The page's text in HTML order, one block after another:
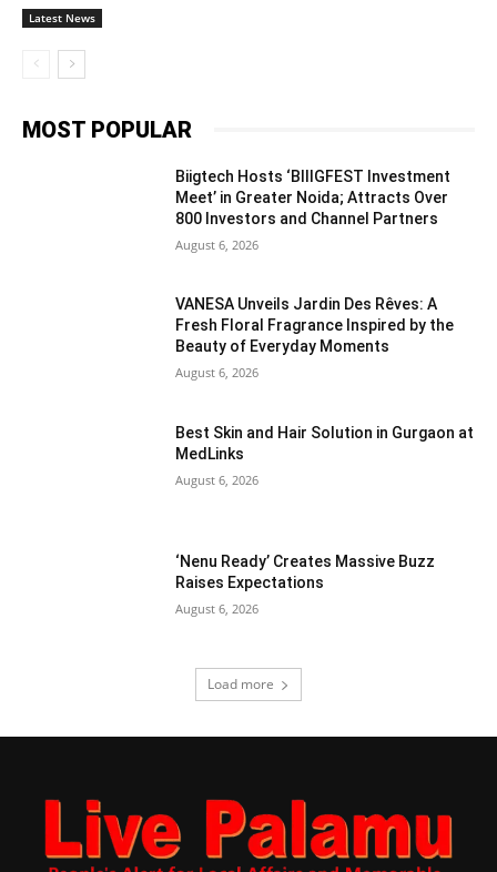
Latest News
MOST POPULAR
Biigtech Hosts ‘BIIIGFEST Investment
Meet’ in Greater Noida; Attracts Over
800 Investors and Channel Partners
August 6, 2026
VANESA Unveils Jardin Des Rêves: A
Fresh Floral Fragrance Inspired by the
Beauty of Everyday Moments
August 6, 2026
Best Skin and Hair Solution in Gurgaon at
MedLinks
August 6, 2026
‘Nenu Ready’ Creates Massive Buzz
Raises Expectations
August 6, 2026
Load more